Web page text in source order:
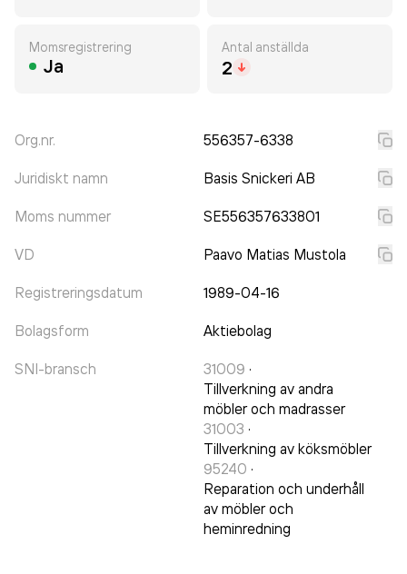
Momsregistrering
Ja
Antal anställda
2
Org.nr. 556357-6338
Juridiskt namn Basis Snickeri AB
Moms nummer SE556357633801
VD Paavo Matias Mustola
Registreringsdatum 1989-04-16
Bolagsform Aktiebolag
SNI-bransch 31009 ·
Tillverkning av andra
möbler och madrasser
31003 ·
Tillverkning av köksmöbler
95240 ·
Reparation och underhåll
av möbler och
heminredning